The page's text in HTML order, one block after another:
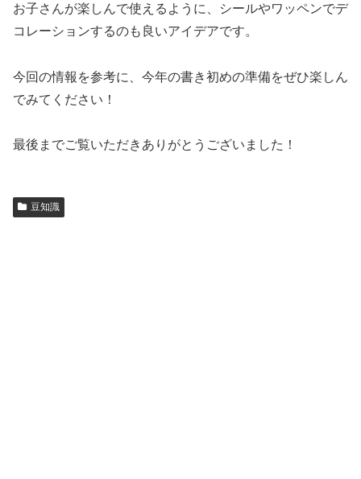
お子さんが楽しんで使えるように、シールやワッペンでデ
コレーションするのも良いアイデアです。
今回の情報を参考に、今年の書き初めの準備をぜひ楽しん
でみてください！
最後までご覧いただきありがとうございました！
豆知識